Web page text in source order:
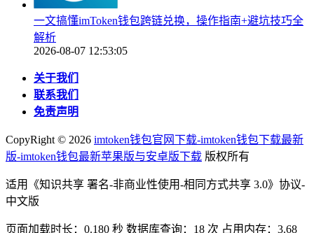
一文搞懂imToken钱包跨链兑换，操作指南+避坑技巧全
解析
2026-08-07 12:53:05
关于我们
联系我们
免责声明
CopyRight © 2026 imtoken钱包官网下载-imtoken钱包下载最新
版-imtoken钱包最新苹果版与安卓版下载 版权所有
适用《知识共享 署名-非商业性使用-相同方式共享 3.0》协议-
中文版
页面加载时长：0.180 秒 数据库查询：18 次 占用内存：3.68